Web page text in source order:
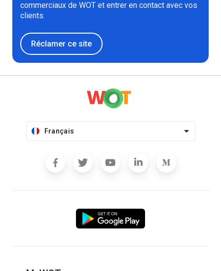
commerciaux de WOT et entrer en contact avec vos
clients.
Réclamer ce site
Français